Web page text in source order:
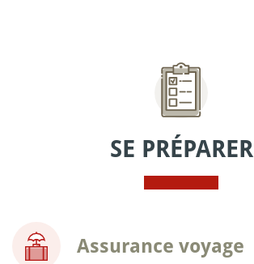
SE PRÉPARER
Assurance voyage